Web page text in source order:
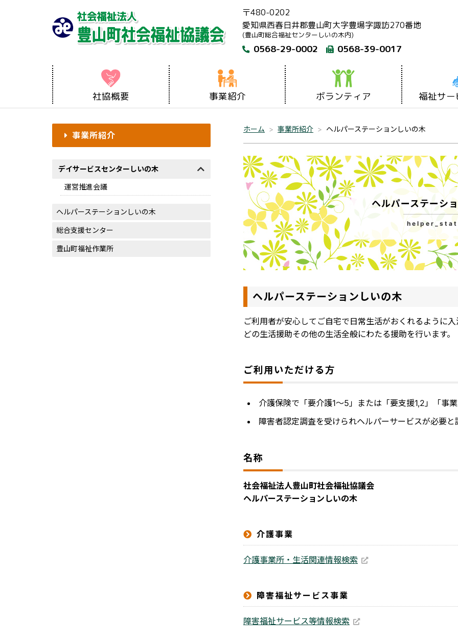
〒480-0202
愛知県西春日井郡豊山町大字豊場字諏訪270番地
(豊山町総合福祉センターしいの木内)
0568-29-0002 0568-39-0017
社協概要 事業紹介 ボランティア 福祉サ
事業所紹介
デイサービスセンターしいの木
運営推進会議
ヘルパーステーションしいの木
総合支援センター
豊山町福祉作業所
ホーム 事業所紹介 ヘルパーステーションしいの木
ヘルパーステーシ
ヘルパーステーションしいの木
ご利用者が安心してご自宅で日常生活がおくれるように
どの生活援助その他の生活全般にわたる援助を行います。
ご利用いただける方
介護保険で「要介護1～5」または「要支援1,2」「事
障害者認定調査を受けられヘルパーサービスが必要と
名称
社会福祉法人豊山町社会福祉協議会
ヘルパーステーションしいの木
介護事業
介護事業所・生活関連情報検索
障害福祉サービス事業
障害福祉サービス等情報検索